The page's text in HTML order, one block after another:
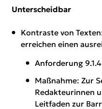
Unterscheidbar
Kontraste von
erreichen einen
Anforderung
Maßnahme: Zur
Redakteurinnen
Leitfaden zur